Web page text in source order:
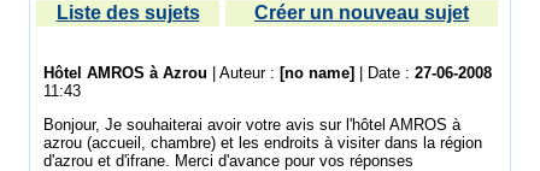
Liste des sujets Créer un nouveau sujet
Hôtel AMROS à Azrou | Auteur : [no name] | Date : 27-06-2008
11:43
Bonjour, Je souhaiterai avoir votre avis sur l'hôtel AMROS à
azrou (accueil, chambre) et les endroits à visiter dans la région
d'azrou et d'ifrane. Merci d'avance pour vos réponses